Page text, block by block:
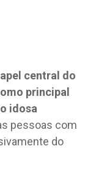
central do
principal
idosa
pessoas com
do